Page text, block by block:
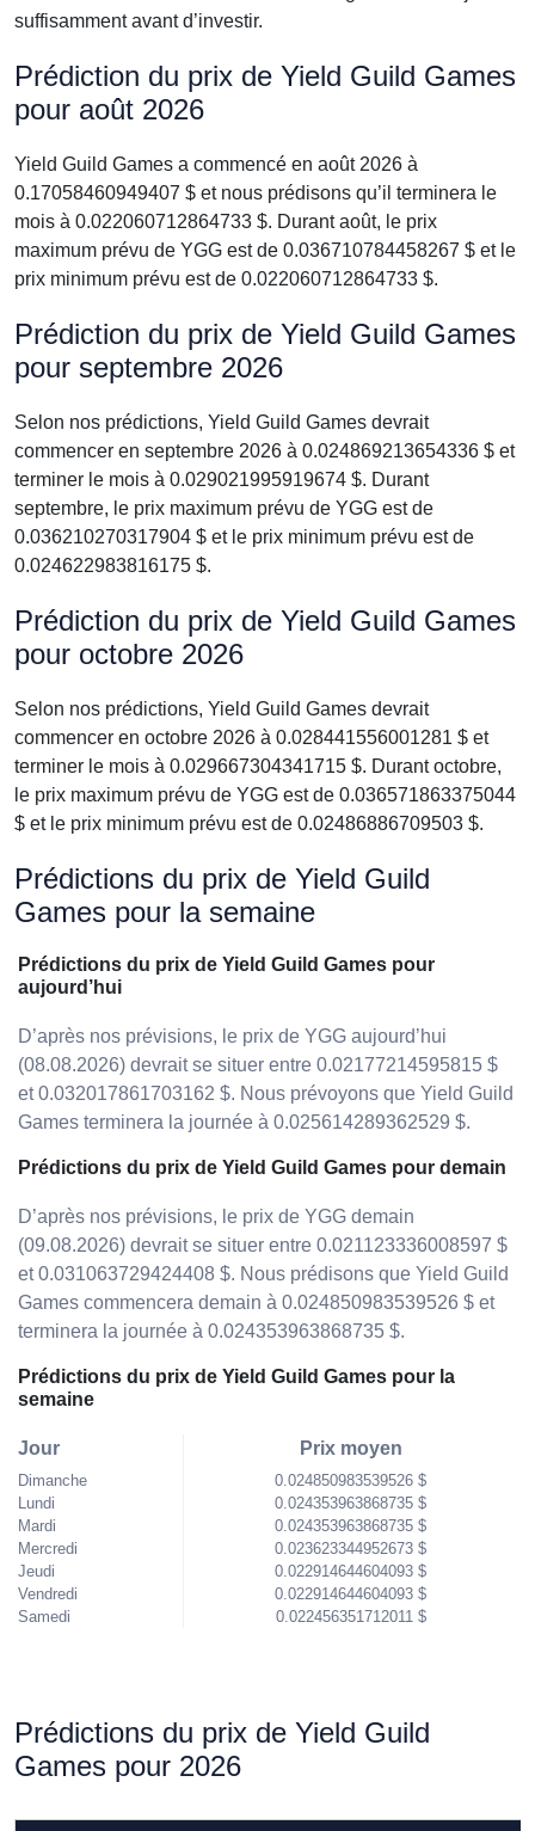
suffisamment avant d’investir.
Prédiction du prix de Yield Guild Games
pour août 2026
Yield Guild Games a commencé en août 2026 à
0.17058460949407 $ et nous prédisons qu’il terminera le
mois à 0.022060712864733 $. Durant août, le prix
maximum prévu de YGG est de 0.036710784458267 $ et le
prix minimum prévu est de 0.022060712864733 $.
Prédiction du prix de Yield Guild Games
pour septembre 2026
Selon nos prédictions, Yield Guild Games devrait
commencer en septembre 2026 à 0.024869213654336 $ et
terminer le mois à 0.029021995919674 $. Durant
septembre, le prix maximum prévu de YGG est de
0.036210270317904 $ et le prix minimum prévu est de
0.024622983816175 $.
Prédiction du prix de Yield Guild Games
pour octobre 2026
Selon nos prédictions, Yield Guild Games devrait
commencer en octobre 2026 à 0.028441556001281 $ et
terminer le mois à 0.029667304341715 $. Durant octobre,
le prix maximum prévu de YGG est de 0.036571863375044
$ et le prix minimum prévu est de 0.02486886709503 $.
Prédictions du prix de Yield Guild
Games pour la semaine
Prédictions du prix de Yield Guild Games pour
aujourd’hui
D’après nos prévisions, le prix de YGG aujourd’hui
(08.08.2026) devrait se situer entre 0.02177214595815 $
et 0.032017861703162 $. Nous prévoyons que Yield Guild
Games terminera la journée à 0.025614289362529 $.
Prédictions du prix de Yield Guild Games pour demain
D’après nos prévisions, le prix de YGG demain
(09.08.2026) devrait se situer entre 0.021123336008597 $
et 0.031063729424408 $. Nous prédisons que Yield Guild
Games commencera demain à 0.024850983539526 $ et
terminera la journée à 0.024353963868735 $.
Prédictions du prix de Yield Guild Games pour la
semaine
Jour
Dimanche
Lundi
Mardi
Mercredi
Jeudi
Vendredi
Samedi
Prix moyen
0.024850983539526 $
0.024353963868735 $
0.024353963868735 $
0.023623344952673 $
0.022914644604093 $
0.022914644604093 $
0.022456351712011 $
Prédictions du prix de Yield Guild
Games pour 2026